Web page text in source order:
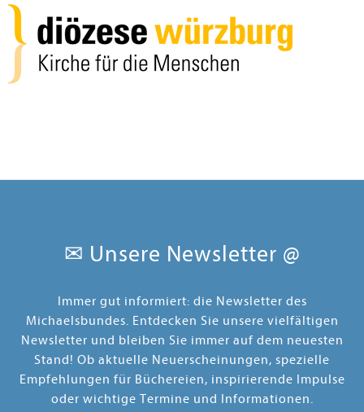
✉ Unsere Newsletter @
Immer gut informiert: die Newsletter des
Michaelsbundes. Entdecken Sie unsere vielfältigen
Newsletter und bleiben Sie immer auf dem neuesten
Stand! Ob aktuelle Neuerscheinungen, spezielle
Empfehlungen für Büchereien, inspirierende Impulse
oder wichtige Termine und Informationen.